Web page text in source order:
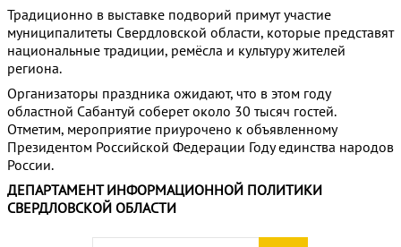
Традиционно в выставке подворий примут участие
муниципалитеты Свердловской области, которые представят
национальные традиции, ремёсла и культуру жителей
региона.
Организаторы праздника ожидают, что в этом году
областной Сабантуй соберет около 30 тысяч гостей.
Отметим, мероприятие приурочено к объявленному
Президентом Российской Федерации Году единства народов
России.
ДЕПАРТАМЕНТ ИНФОРМАЦИОННОЙ ПОЛИТИКИ
СВЕРДЛОВСКОЙ ОБЛАСТИ